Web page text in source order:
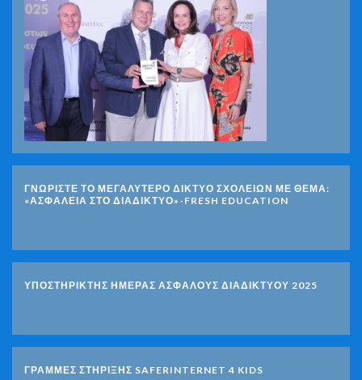
ΓΝΩΡΊΣΤΕ ΤΟ ΜΕΓΑΛΎΤΕΡΟ ΔΊΚΤΥΟ ΣΧΟΛΕΊΩΝ ΜΕ ΘΈΜΑ:
«ΑΣΦΆΛΕΙΑ ΣΤΟ ΔΙΑΔΊΚΤΥΟ»-FRESH EDUCATION
ΥΠΟΣΤΗΡΙΚΤΗΣ ΗΜΕΡΑΣ ΑΣΦΑΛΟΥΣ ΔΙΑΔΙΚΤΥΟΥ 2025
ΓΡΑΜΜΕΣ ΣΤΗΡΙΞΗΣ SAFERINTERNET 4 KIDS